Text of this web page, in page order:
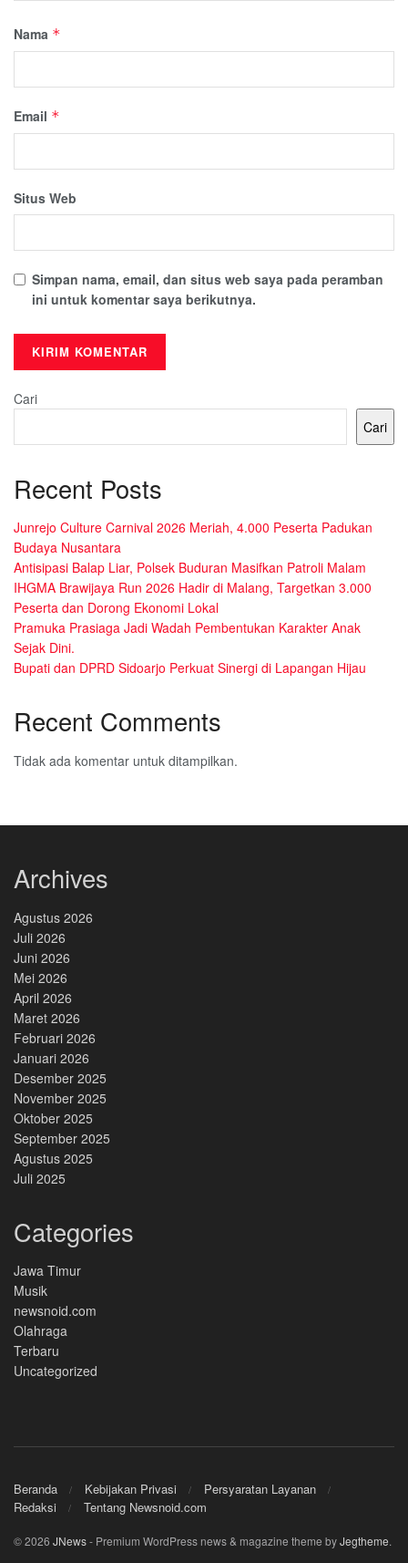
Nama *
Email *
Situs Web
Simpan nama, email, dan situs web saya pada peramban
ini untuk komentar saya berikutnya.
Cari
Cari
Recent Posts
Junrejo Culture Carnival 2026 Meriah, 4.000 Peserta Padukan
Budaya Nusantara
Antisipasi Balap Liar, Polsek Buduran Masifkan Patroli Malam
IHGMA Brawijaya Run 2026 Hadir di Malang, Targetkan 3.000
Peserta dan Dorong Ekonomi Lokal
Pramuka Prasiaga Jadi Wadah Pembentukan Karakter Anak
Sejak Dini.
Bupati dan DPRD Sidoarjo Perkuat Sinergi di Lapangan Hijau
Recent Comments
Tidak ada komentar untuk ditampilkan.
Archives
Agustus 2026
Juli 2026
Juni 2026
Mei 2026
April 2026
Maret 2026
Februari 2026
Januari 2026
Desember 2025
November 2025
Oktober 2025
September 2025
Agustus 2025
Juli 2025
Categories
Jawa Timur
Musik
newsnoid.com
Olahraga
Terbaru
Uncategorized
Beranda Kebijakan Privasi
Persyaratan Layanan
Redaksi
Tentang Newsnoid.com
© 2026 JNews- Premium WordPress news & magazine theme byJegtheme.